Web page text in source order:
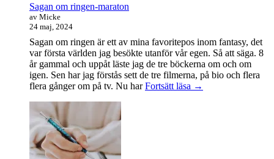
Sagan om ringen-maraton
av Micke
24 maj, 2024
Sagan om ringen är ett av mina favoritepos inom fantasy, det
var första världen jag besökte utanför vår egen. Så att säga. 8
år gammal och uppåt läste jag de tre böckerna om och om
igen. Sen har jag förstås sett de tre filmerna, på bio och flera
flera gånger om på tv. Nu harFortsätt läsa Sagan
→